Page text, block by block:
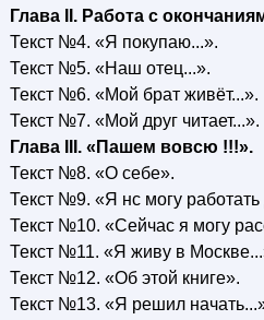
Глава II. Работа с
Текст №4. «Я покупаю...».
Текст №5. «Наш отец...».
Текст №6. «Мой брат живёт...».
Текст №7. «Мой друг читает...».
Глава III. «Пашем вовсю !!!».
Текст №8. «О себе».
Текст №9. «Я нс могу
Текст №10. «Сейчас я могу
Текст №11. «Я живу в
Текст №12. «Об этой книге».
Текст №13. «Я решил